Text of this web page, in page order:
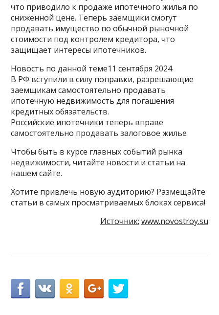
что приводило к продаже ипотечного жилья по
сниженной цене. Теперь заемщики смогут
продавать имущество по обычной рыночной
стоимости под контролем кредитора, что
защищает интересы ипотечников.
Новость по данной теме11 сентября 2024
В РФ вступили в силу поправки, разрешающие
заемщикам самостоятельно продавать
ипотечную недвижимость для погашения
кредитных обязательств.
Российские ипотечники теперь вправе
самостоятельно продавать залоговое жилье
Чтобы быть в курсе главных событий рынка
недвижимости, читайте новости и статьи на
нашем сайте.
Хотите привлечь новую аудиторию? Размещайте
статьи в самых просматриваемых блоках сервиса!
Источник: www.novostroy.su